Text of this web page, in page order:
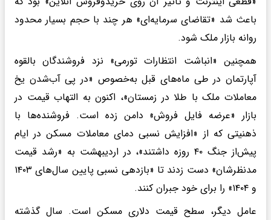
باعث شد «تقاضای سرمایه‌ای» هر چند با حجم بسیار محدود
روانه بازار ملک شود.
همچنین «انباشت انتظارات تورمی» نزد فروشندگان بالقوه
آپارتمان در طی ماه‌های قبل به‌خصوص «در پی آب‌شدن یخ
معاملات ملک با طلا در زمستان»، اکنون به التهاب قیمت در
بازار «عرضه فایل فروش» دامن زده است. فروشنده‌ها با
ذهنیتی که از «افزایش نسبی دمای معاملات مسکن در ایام
پیش‌از جنگ ۴۰ روزه داشتند»، در اردیبهشت به «رشد قیمت
مدنظرشان» دست زدند تا «بازدهی نسبی پایین سال‌های ۱۴۰۳
و ۱۴۰۴» را برای خود جبران کنند.
عامل دیگر، سطح قیمت دلاری مسکن است. سال گذشته